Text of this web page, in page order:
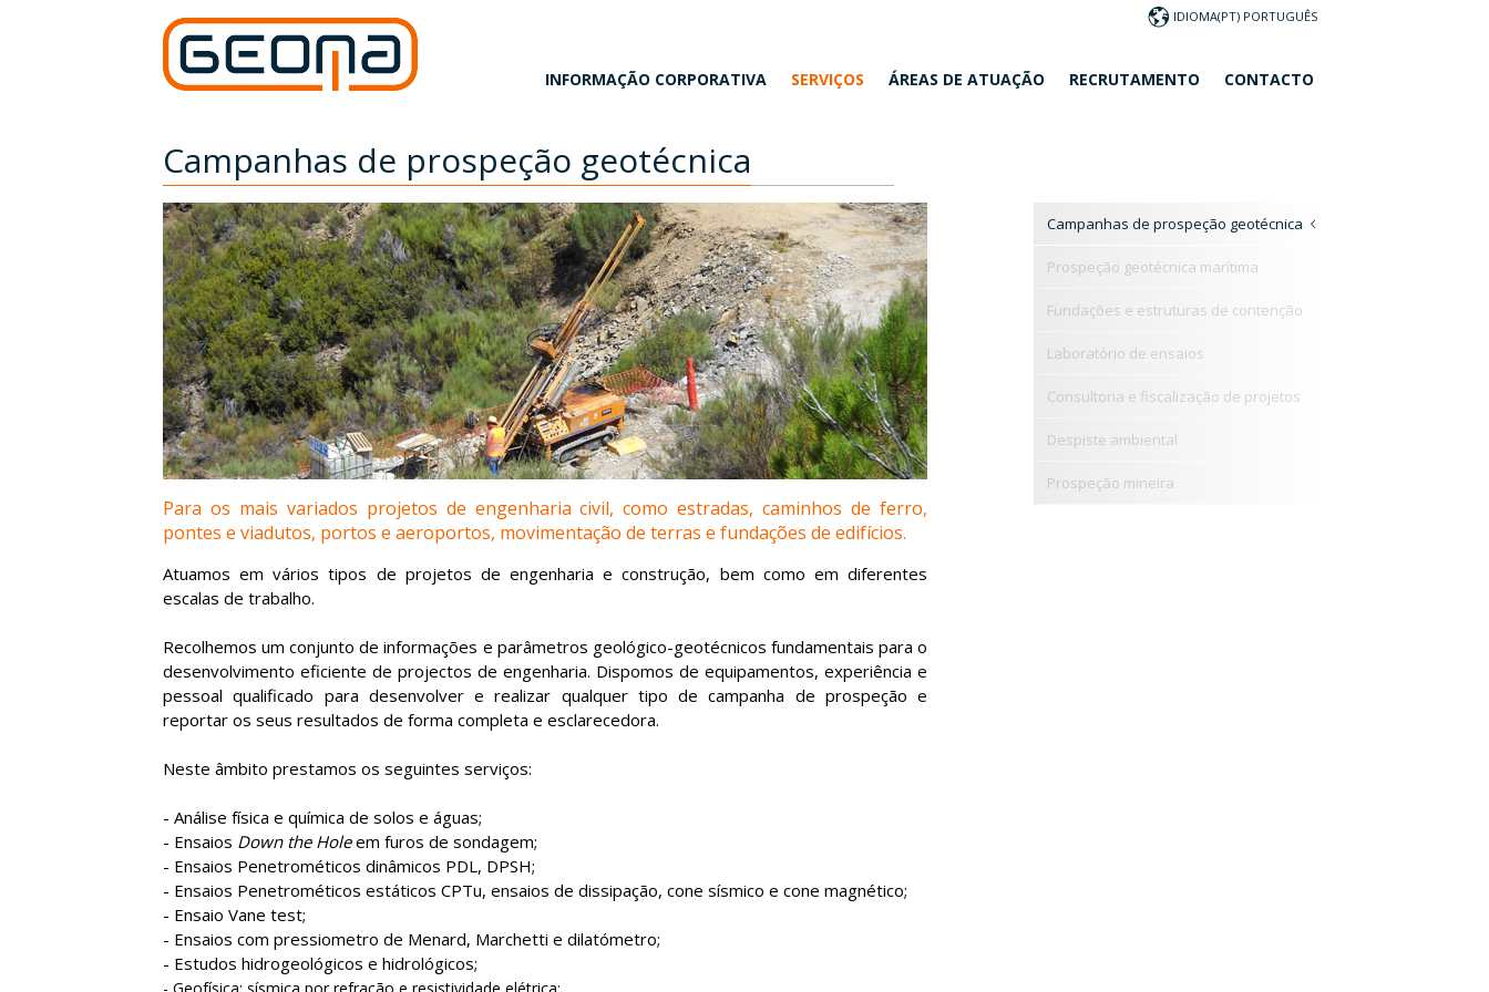
IDIOMA
INFORMAÇÃO CORPORATIVA SERVIÇOS ÁREAS DE ATUAÇÃO RECRUTAMENTO CONTACTO
Campanhas de prospeção geotécnica
Para os mais variados projetos de engenharia civil, como estradas, caminhos de ferro,
pontes e viadutos, portos e aeroportos, movimentação de terras e fundações de edifícios.
Atuamos em vários tipos de projetos de engenharia e construção, bem como em diferentes
escalas de trabalho.
Recolhemos um conjunto de informações e parâmetros geológico-geotécnicos fundamentais para o
desenvolvimento eficiente de projectos de engenharia. Dispomos de equipamentos, experiência e
pessoal qualificado para desenvolver e realizar qualquer tipo de campanha de prospeção e
reportar os seus resultados de forma completa e esclarecedora.
Neste âmbito prestamos os seguintes serviços:
- Análise física e química de solos e águas;
- Ensaios Down the Holeem furos de sondagem;
- Ensaios Penetrométicos dinâmicos PDL, DPSH;
- Ensaios Penetrométicos estáticos CPTu, ensaios de dissipação, cone sísmico e cone magnético;
- Ensaio Vane test;
- Ensaios com pressiometro de Menard, Marchetti e dilatómetro;
- Estudos hidrogeológicos e hidrológicos;
Campanhas de prospeção geotécnica
Prospeção geotécnica marítima
Fundações e estruturas de contenção
Laboratório de ensaios
Consultoria e fiscalização de projetos
Despiste ambiental
Prospeção mineira